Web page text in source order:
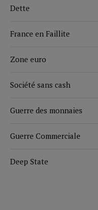
Dette
France en Faillite
Zone euro
Société sans cash
Guerre des monnaies
Guerre Commerciale
Deep State